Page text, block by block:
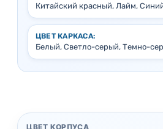
Китайский красный, Лайм,
ЦВЕТ КАРКАСА:
Белый, Светло-серый, Темно-
ЦВЕТ КОРПУСА